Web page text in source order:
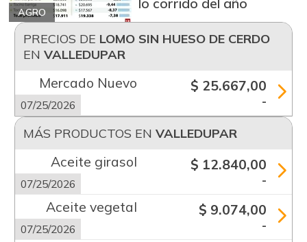
AGRO
PRECIOS DE LOMO SIN HUESO DE CERDO
EN VALLEDUPAR
Mercado Nuevo
07/25/2026
$ 25.667,00
-
MÁS PRODUCTOS EN VALLEDUPAR
Aceite girasol
07/25/2026
$ 12.840,00
-
Aceite vegetal
07/25/2026
$ 9.074,00
-